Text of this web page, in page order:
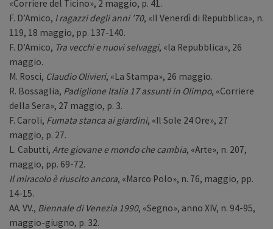
«Corriere del Ticino», 2 maggio, p. 41.
F. D’Amico, I ragazzi degli anni ’70, «Il Venerdì di Repubblica», n.
119, 18 maggio, pp. 137-140.
F. D’Amico, Tra vecchi e nuovi selvaggi, «la Repubblica», 26
maggio.
M. Rosci, Claudio Olivieri, «La Stampa», 26 maggio.
R. Bossaglia, Padiglione Italia 17 assunti in Olimpo, «Corriere
della Sera», 27 maggio, p. 3.
F. Caroli, Fumata stanca ai giardini, «Il Sole 24 Ore», 27
maggio, p. 27.
L. Cabutti, Arte giovane e mondo che cambia, «Arte», n. 207,
maggio, pp. 69-72.
Il miracolo è riuscito ancora, «Marco Polo», n. 76, maggio, pp.
14-15.
AA. VV., Biennale di Venezia 1990, «Segno», anno XIV, n. 94-95,
maggio-giugno, p. 32.